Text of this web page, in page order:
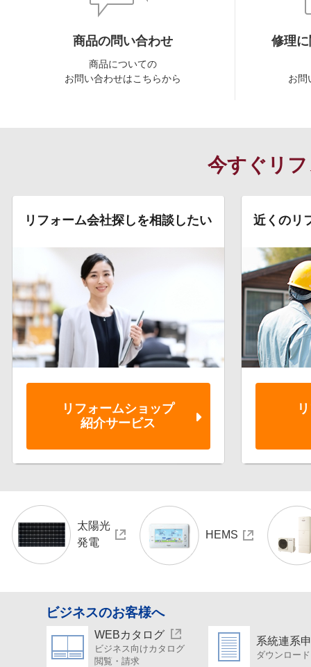
商品の問い合わせ
商品についての
お問い合わせはこちらから
修理
お問
今すぐリ
リフォーム会社探しを相談したい
リフォームショップ
紹介サービス
近くのリ
太陽光
発電
HEMS
ビジネスのお客様へ
WEBカタログ
ビジネス向けカタログ
閲覧・請求
系統連系
ダウンロード